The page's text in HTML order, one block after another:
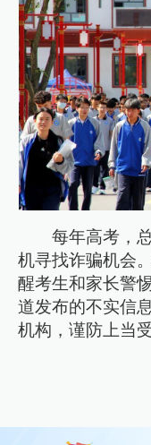
每年高考，
机寻找诈骗机会
醒考生和家长警
道发布的不实信
机构，谨防上当受